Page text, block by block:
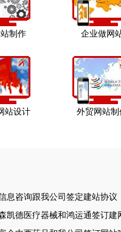
制作 企业做网
站设计 外贸网站制
息咨询跟我公司签定建站协议
凯德医疗器械和鸿运通签订建